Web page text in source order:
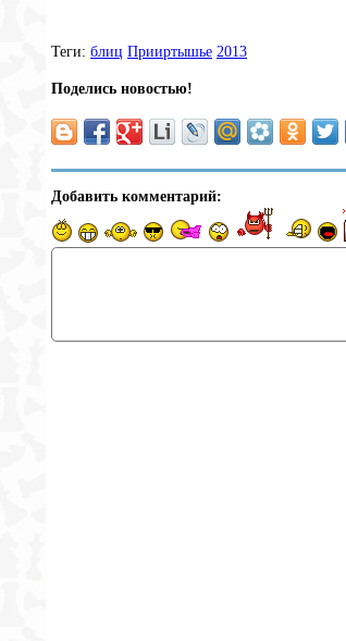
Теги: блиц Прииртышье 2013
Поделись новостью!
Добавить комментарий: